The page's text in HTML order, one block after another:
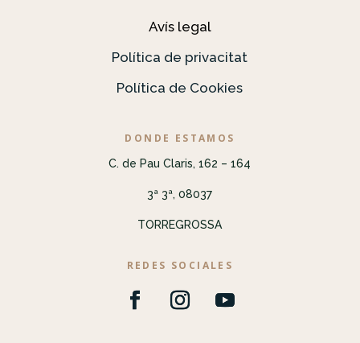
Avís legal
Política de privacitat
Política de Cookies
DONDE ESTAMOS
C. de Pau Claris, 162 – 164
3ª 3ª, 08037
TORREGROSSA
REDES SOCIALES